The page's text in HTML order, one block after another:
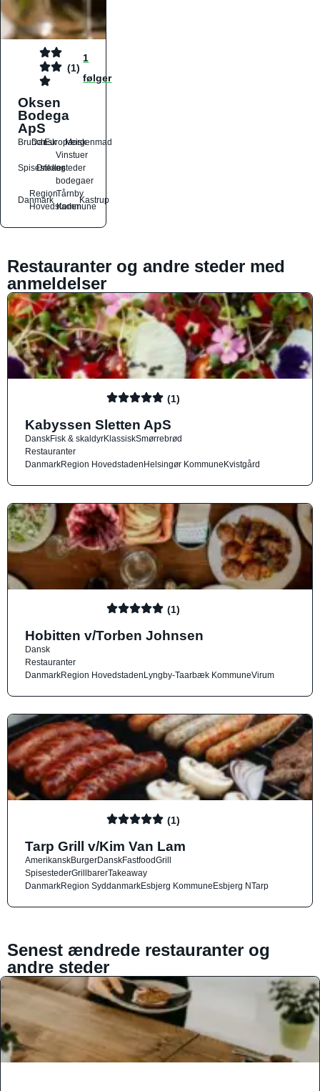
(1)
1
følger
Oksen
Bodega
ApS
Brunch
DanskEuropæiskMorgenmad
Spisesteder
Drikkesteder
Vinstuer
og
bodegaer
Danmark
Region
Hovedstaden
Tårnby
Kommune
Kastrup
Restauranter og andre steder med
anmeldelser
(1)
Kabyssen Sletten ApS
DanskFisk & skaldyrKlassiskSmørrebrød
Restauranter
DanmarkRegion HovedstadenHelsingør KommuneKvistgård
(1)
Hobitten v/Torben Johnsen
Dansk
Restauranter
DanmarkRegion HovedstadenLyngby-Taarbæk KommuneVirum
(1)
Tarp Grill v/Kim Van Lam
AmerikanskBurgerDanskFastfoodGrill
SpisestederGrillbarerTakeaway
DanmarkRegion SyddanmarkEsbjerg KommuneEsbjerg NTarp
Senest ændrede restauranter og
andre steder